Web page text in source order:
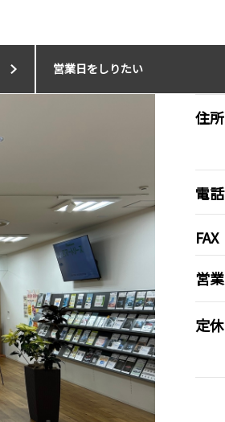
営業日をしりたい
住所
電話
FAX
営
定